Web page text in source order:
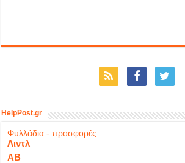
HelpPost.gr
Φυλλάδια - προσφορές
Λιντλ
ΑΒ